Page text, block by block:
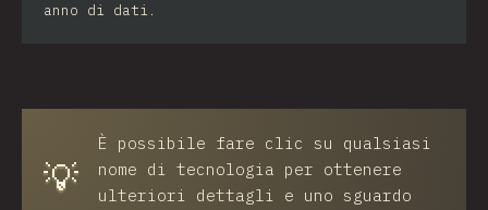
anno di dati.
💡
È possibile fare clic su qualsiasi
nome di tecnologia per ottenere
ulteriori dettagli e uno sguardo